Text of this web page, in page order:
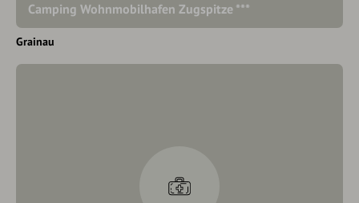
Camping Wohnmobilhafen Zugspitze ***
Grainau